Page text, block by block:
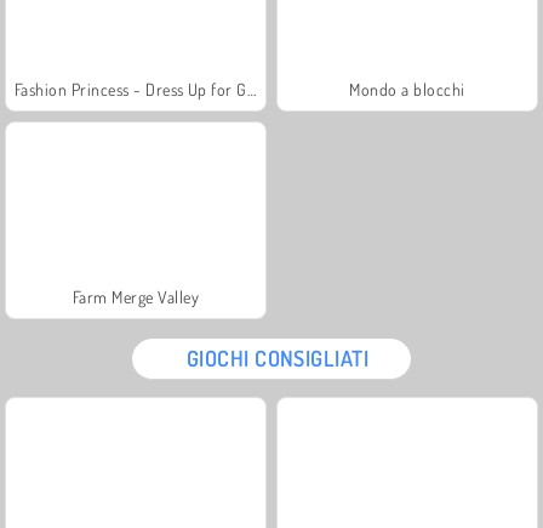
Mondo a blocchi
Farm Merge Valley
GIOCHI CONSIGLIATI